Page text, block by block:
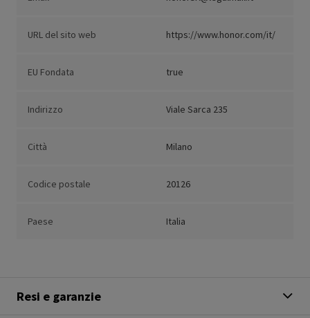
URL del sito web https://www.honor.com/it/
EU Fondata true
Indirizzo Viale Sarca 235
Città Milano
Codice postale 20126
Paese Italia
Resi e garanzie